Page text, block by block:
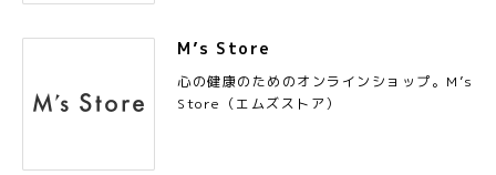
M’s Store
心の健康のためのオンラインショップ。M’s
Store（エムズストア）